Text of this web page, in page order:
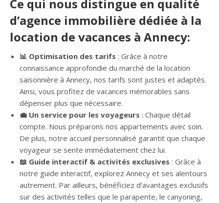
Ce qui nous distingue en qualité
d’agence immobilière dédiée à la
location de vacances à Annecy:
📊 Optimisation des tarifs : Grâce à notre
connaissance approfondie du marché de la location
saisonnière à Annecy, nos tarifs sont justes et adaptés.
Ainsi, vous profitez de vacances mémorables sans
dépenser plus que nécessaire.
💼 Un service pour les voyageurs : Chaque détail
compte. Nous préparons nos appartements avec soin.
De plus, notre accueil personnalisé garantit que chaque
voyageur se sente immédiatement chez lui.
📖 Guide interactif & activités exclusives : Grâce à
notre guide interactif, explorez Annecy et ses alentours
autrement. Par ailleurs, bénéficiez d’avantages exclusifs
sur des activités telles que le parapente, le canyoning,